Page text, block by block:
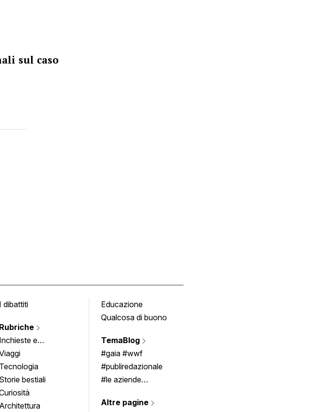
sul caso
I dibattiti
Rubriche
Inchieste e
Tecnologia
Storie bestiali
Architettura
Educazione
Qualcosa di buono
TemaBlog
#gaia #wwf
#publiredazionale
#le aziende
Altre pagine